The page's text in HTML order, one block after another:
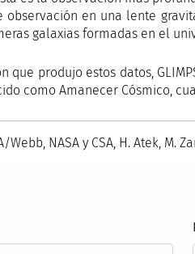
en una lente
galaxias formadas en el
que produjo estos datos,
como Amanecer Cósmico,
Webb, NASA y CSA, H. Atek, M.